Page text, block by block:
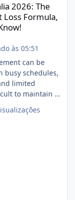
2026: The
Loss Formula,
às 05:51
can be
busy schedules,
limited
to maintain a
may